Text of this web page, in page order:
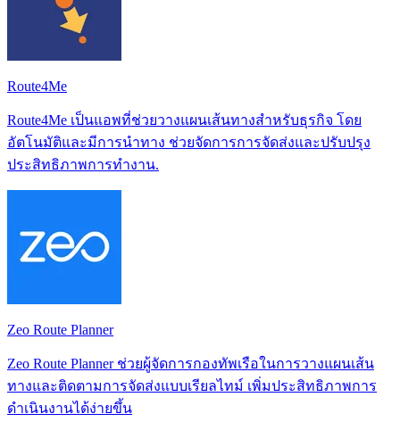
Route4Me
Route4Me เป็นแอพที่ช่วยวางแผนเส้นทางสำหรับธุรกิจ โดย
อัตโนมัติและมีการนำทาง ช่วยจัดการการจัดส่งและปรับปรุง
ประสิทธิภาพการทำงาน.
Zeo Route Planner
Zeo Route Planner ช่วยผู้จัดการกองทัพเรือในการวางแผนเส้น
ทางและติดตามการจัดส่งแบบเรียลไทม์ เพิ่มประสิทธิภาพการ
ดำเนินงานได้ง่ายขึ้น